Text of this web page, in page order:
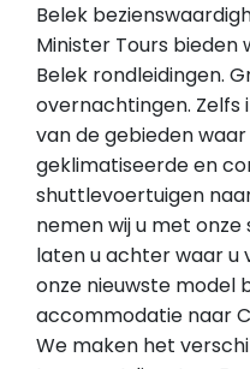
Belek
Minister Tours bieden
Belek rondleidingen.
overnachtingen. Zelfs
van de gebieden
geklimatiseerde en
shuttlevoertuigen
nemen wij u met
laten u achter waar u
onze nieuwste model
accommodatie naar
We maken het